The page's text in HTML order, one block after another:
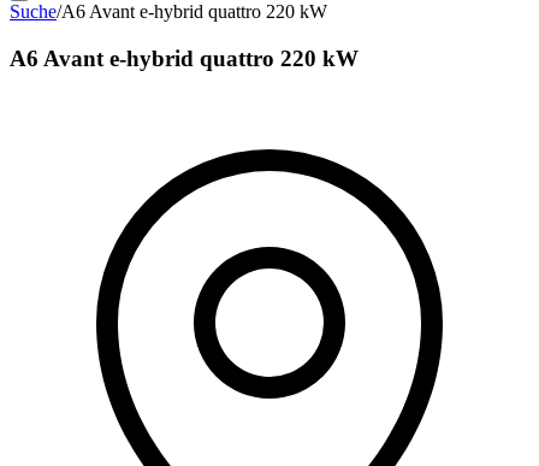
Suche/A6 Avant e-hybrid quattro 220 kW
A6 Avant e-hybrid quattro 220 kW